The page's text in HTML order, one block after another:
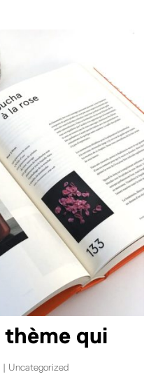
thème qui
| Uncategorized